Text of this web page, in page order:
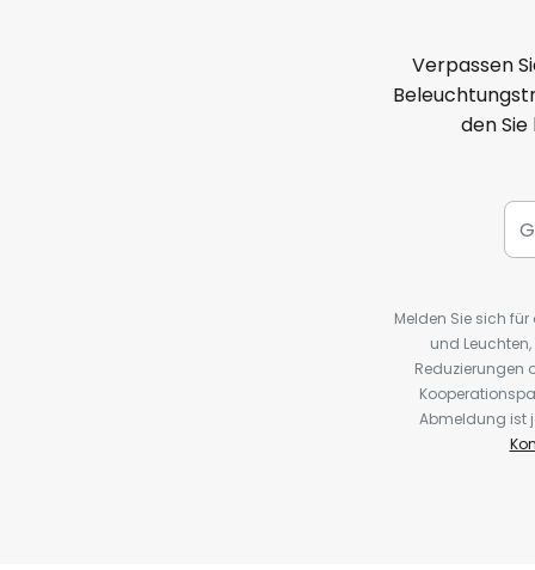
Verpassen
den
Melden Sie sich
und
Reduzierungen
Abmeldung ist